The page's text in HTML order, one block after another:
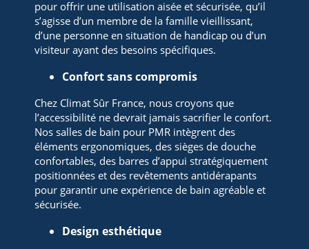
pour offrir une utilisation aisée et sécurisée, qu’il
s’agisse d’un membre de la famille vieillissant,
d’une personne en situation de handicap ou d’un
visiteur ayant des besoins spécifiques.
Confort sans compromis
Chez Climat Sûr France, nous croyons que
l’accessibilité ne devrait jamais sacrifier le confort.
Nos salles de bain pour PMR intègrent des
éléments ergonomiques, des sièges de douche
confortables, des barres d’appui stratégiquement
positionnées et des revêtements antidérapants
pour garantir une expérience de bain agréable et
sécurisée.
Design esthétique